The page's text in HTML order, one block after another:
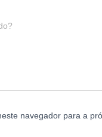
navegador para a